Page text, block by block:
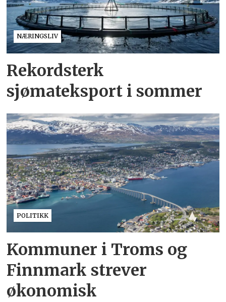
NÆRINGSLIV
Rekordsterk
sjømateksport i sommer
POLITIKK
Kommuner i Troms og
Finnmark strever
økonomisk